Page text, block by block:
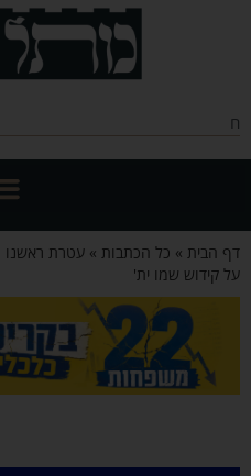
»כל הכתבות»עטרת ראשנו רבינו
שמו ית'